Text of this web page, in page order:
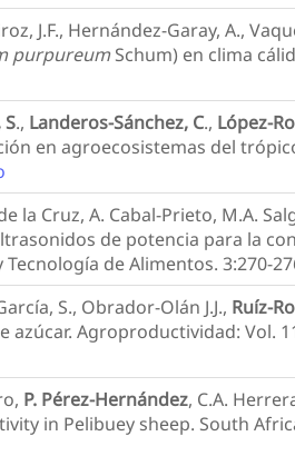
J.F., Hernández-Garay, A.,
purpureumSchum) en clima
., Landeros-Sánchez, C., López-
en agroecosistemas del
la Cruz, A. Cabal-Prieto, M.A.
de potencia para la
de Alimentos. 3:270-
S., Obrador-Olán J.J., Ruíz-
Agroproductividad: Vol.
P. Pérez-Hernández, C.A.
in Pelibuey sheep. South